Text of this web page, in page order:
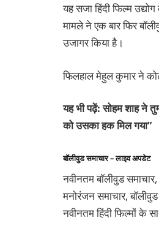
यह सजा हिंदी फिल्म
मामले ने एक बार फिर
उजागर किया है।
फिलहाल मेहुल कुमार ने
यह भी पढ़ें: सोहम शाह ने
को उसका हक मिल गया”
बॉलीवुड समाचार – लाइव अपडेट
नवीनतम बॉलीवुड
मनोरंजन समाचार,
नवीनतम हिंदी फिल्मों के